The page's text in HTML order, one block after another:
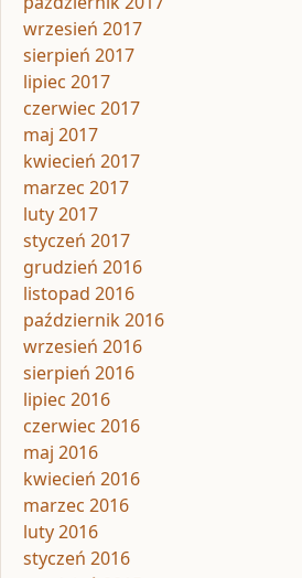
wrzesień 2017
sierpień 2017
lipiec 2017
czerwiec 2017
maj 2017
kwiecień 2017
marzec 2017
luty 2017
styczeń 2017
grudzień 2016
listopad 2016
październik 2016
wrzesień 2016
sierpień 2016
lipiec 2016
czerwiec 2016
maj 2016
kwiecień 2016
marzec 2016
luty 2016
styczeń 2016